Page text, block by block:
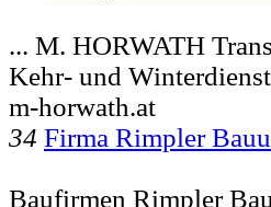
... M. HORWATH
Kehr- und
m-horwath.at
34 Firma Rimpler
Baufirmen Rimpler